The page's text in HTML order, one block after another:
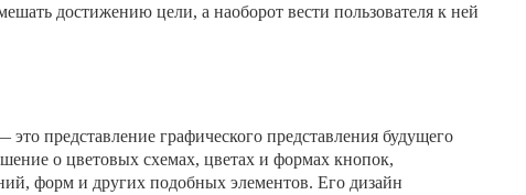
достижению цели, а наоборот вести пользователя к ней
представление графического представления будущего
о цветовых схемах, цветах и формах кнопок,
форм и других подобных элементов. Его дизайн